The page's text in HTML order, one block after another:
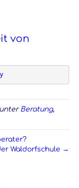
von
Beratung,
Waldorfschule →